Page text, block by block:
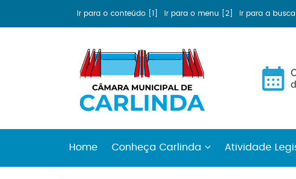
Ir para o conteúdo [1] Ir para o menu [2] Ir para a
Home Conheça Carlinda Atividade